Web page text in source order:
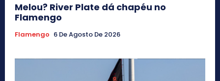
Melou? River Plate dá chapéu no
Flamengo
Flamengo 6 De Agosto De 2026